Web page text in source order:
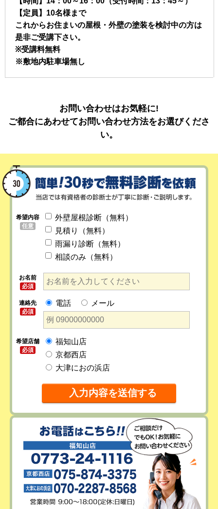
【定員】10名様まで
これからお住まいの屋根・外壁の塗装を検討中の方は
是非ご受講下さい。
※受講料無料
※敷地内駐車場無し
お問い合わせはお気軽に!
ご都合にあわせてお問い合わせ方法をお選びくださ
い。
希望内容
任意
外壁屋根診断（無料）
見積り（無料）
雨漏り診断（無料）
相談のみ（無料）
お名前
必須
連絡先
必須
電話 メール
希望店舗
必須
福知山店
京都西店
大津におの浜店